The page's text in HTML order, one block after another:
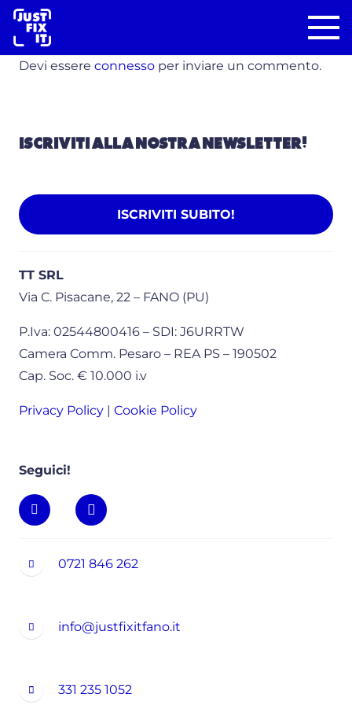
Devi essere connesso per inviare un commento.
ISCRIVITI ALLA NOSTRA NEWSLETTER!
ISCRIVITI SUBITO!
TT SRL
Via C. Pisacane, 22 – FANO (PU)
P.Iva: 02544800416 – SDI: J6URRTW
Camera Comm. Pesaro – REA PS – 190502
Cap. Soc. € 10.000 i.v
Privacy Policy | Cookie Policy
Seguici!
0721 846 262
info@justfixitfano.it
331 235 1052